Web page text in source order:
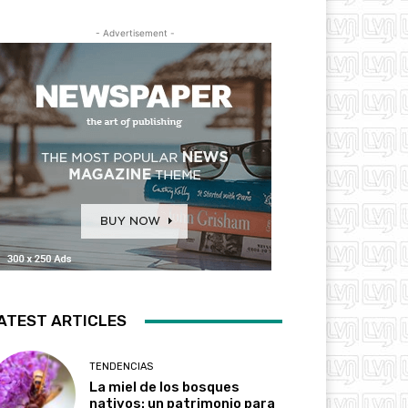
- Advertisement -
ARTICLES
TENDENCIAS
La miel de los bosques
nativos: un patrimonio para